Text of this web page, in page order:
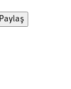
Paylaş